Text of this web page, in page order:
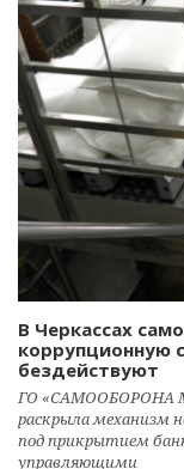
В Черкассах
коррупционную
бездействуют
ГО «САМООБОРОНА
раскрыла механизм
под прикрытием
управляющими